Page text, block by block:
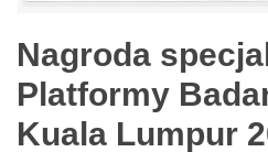
Nagroda
Platformy
Kuala Lumpur